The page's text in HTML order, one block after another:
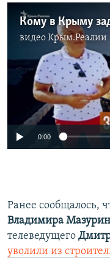
видеоКрым.Реалии
No media
0:00
Ранее сообщалось,
Владимира
телеведущего
уволили из